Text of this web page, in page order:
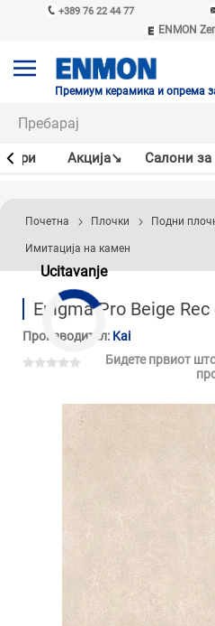
+389 76 22 44 77
ENMON
ENMON
Премиум керамика и опрема
Акцијa↘ Салони за
Ucitavanje
Почетна Плочки Подни
Имитација на камен
Enigma Pro Beige
Производител: Kai
Бидете првиот